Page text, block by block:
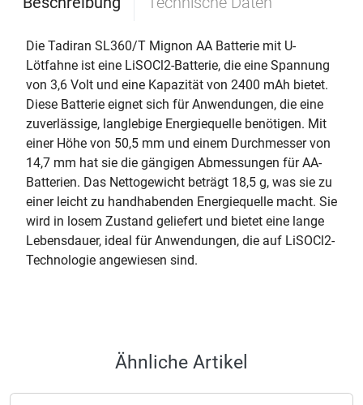
Die Tadiran SL360/T Mignon AA Batterie mit U-
Lötfahne ist eine LiSOCl2-Batterie, die eine Spannung
von 3,6 Volt und eine Kapazität von 2400 mAh bietet.
Diese Batterie eignet sich für Anwendungen, die eine
zuverlässige, langlebige Energiequelle benötigen. Mit
einer Höhe von 50,5 mm und einem Durchmesser von
14,7 mm hat sie die gängigen Abmessungen für AA-
Batterien. Das Nettogewicht beträgt 18,5 g, was sie zu
einer leicht zu handhabenden Energiequelle macht. Sie
wird in losem Zustand geliefert und bietet eine lange
Lebensdauer, ideal für Anwendungen, die auf LiSOCl2-
Technologie angewiesen sind.
Ähnliche Artikel